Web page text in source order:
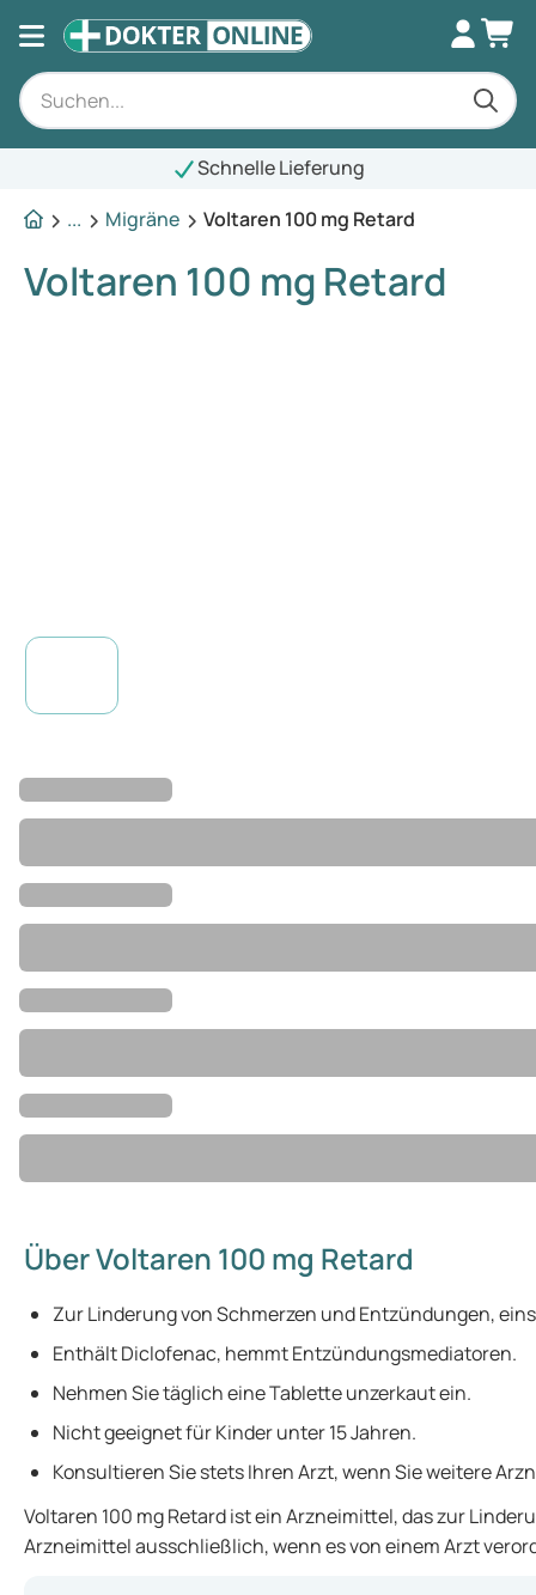
Schnelle Lieferung
...
Migräne Voltaren 100 mg Retard
Voltaren 100 mg Retard
Über Voltaren 100 mg Retard
Zur Linderung von Schmerzen und Entzündungen,
Enthält Diclofenac, hemmt Entzündungsmediatoren.
Nehmen Sie täglich eine Tablette unzerkaut ein.
Nicht geeignet für Kinder unter 15 Jahren.
Konsultieren Sie stets Ihren Arzt, wenn Sie weitere
Voltaren 100 mg Retard ist ein Arzneimittel, das zur
Arzneimittel ausschließlich, wenn es von einem Arzt